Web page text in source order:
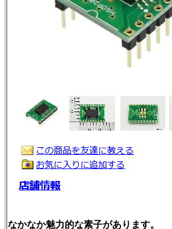
なかなか魅力的な素子があります。